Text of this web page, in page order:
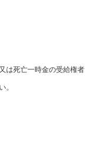
は死亡一時金の受給権者
。